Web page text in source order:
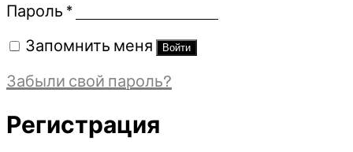
Пароль *Обязательно
Запомнить меня Войти
Забыли свой пароль?
Регистрация